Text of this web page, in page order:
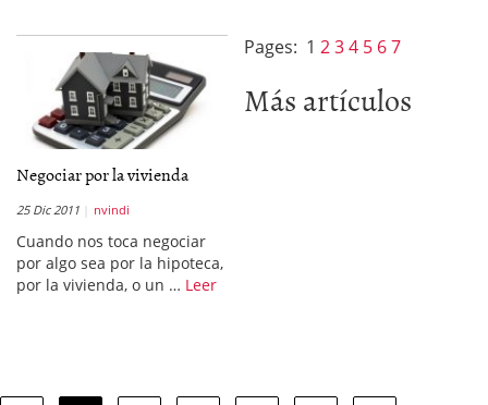
Negociar por la vivienda
25 Dic 2011 nvindi
Cuando nos toca negociar
por algo sea por la hipoteca,
por la vivienda, o un … Leer
Pages: 1 234 5 67
Más artículos